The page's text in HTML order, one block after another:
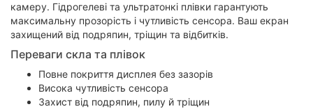
камеру. Гідрогелеві та ультратонкі плівки гарантують
максимальну прозорість і чутливість сенсора. Ваш екран
захищений від подряпин, тріщин та відбитків.
Переваги скла та плівок
Повне покриття дисплея без зазорів
Висока чутливість сенсора
Захист від подряпин, пилу й тріщин